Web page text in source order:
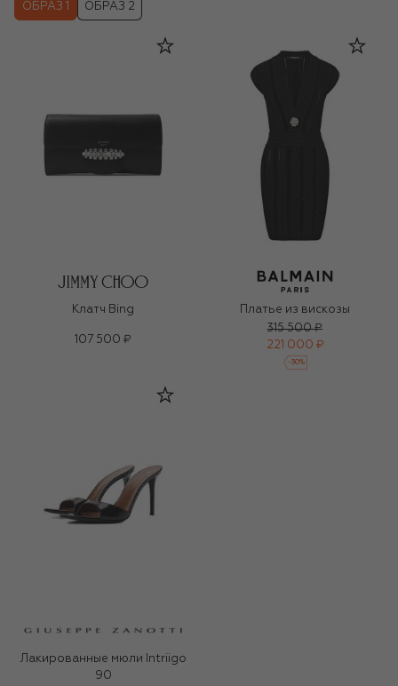
ОБРАЗ 1 ОБРАЗ 2
Клатч Bing
107 500 ₽
Платье из вискозы
315 500 ₽
221 000 ₽
-30%
Лакированные мюли Intriigo
90